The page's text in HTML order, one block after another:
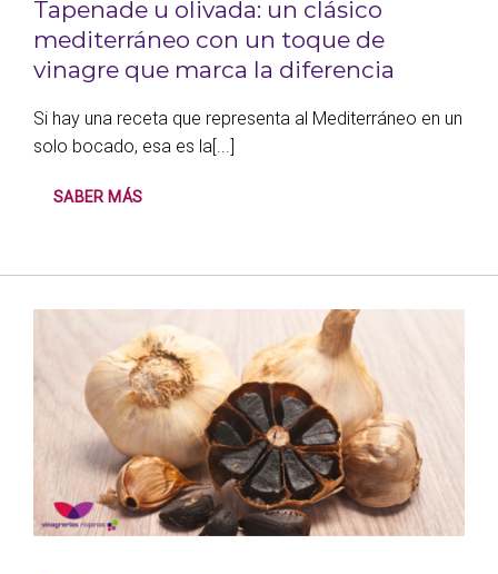
Tapenade u olivada: un clásico
mediterráneo con un toque de
vinagre que marca la diferencia
Si hay una receta que representa al Mediterráneo en un
solo bocado, esa es la[...]
SABER MÁS